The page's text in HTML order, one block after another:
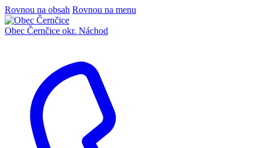
Rovnou na obsah Rovnou na menu
Obec Černčice okr. Náchod